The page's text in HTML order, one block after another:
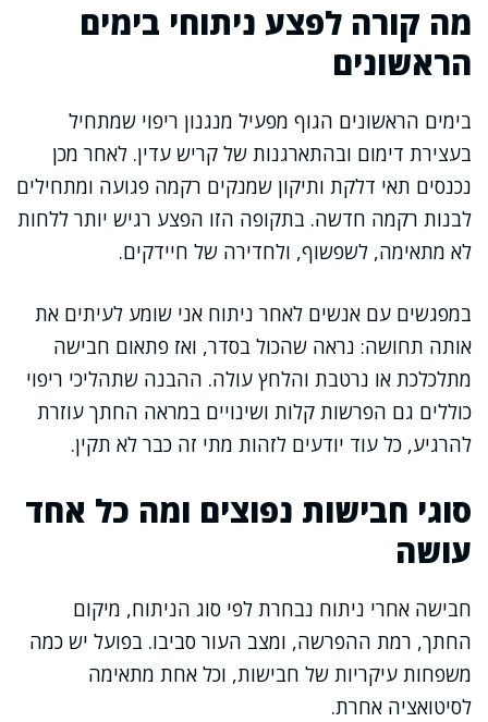
מה קורה לפצע ניתוחי בימים
הראשונים
בימים הראשונים הגוף מפעיל מנגנון ריפוי שמתחיל
בעצירת דימום ובהתארגנות של קריש עדין. לאחר מכן
נכנסים תאי דלקת ותיקון שמנקים רקמה פגועה ומתחילים
לבנות רקמה חדשה. בתקופה הזו הפצע רגיש יותר ללחות
לא מתאימה, לשפשוף, ולחדירה של חיידקים.
במפגשים עם אנשים לאחר ניתוח אני שומע לעיתים את
אותה תחושה: נראה שהכול בסדר, ואז פתאום חבישה
מתלכלכת או נרטבת והלחץ עולה. ההבנה שתהליכי ריפוי
כוללים גם הפרשות קלות ושינויים במראה החתך עוזרת
להרגיע, כל עוד יודעים לזהות מתי זה כבר לא תקין.
סוגי חבישות נפוצים ומה כל אחד
עושה
חבישה אחרי ניתוח נבחרת לפי סוג הניתוח, מיקום
החתך, רמת ההפרשה, ומצב העור סביבו. בפועל יש כמה
משפחות עיקריות של חבישות, וכל אחת מתאימה
לסיטואציה אחרת.